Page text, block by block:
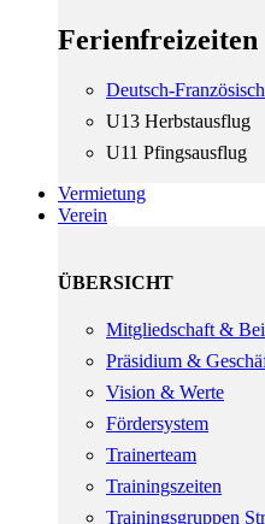
Ferienfreizeiten
Deutsch-
U13 Herbstausflug
U11 Pfingsausflug
Vermietung
Verein
ÜBERSICHT
Mitgliedschaft &
Präsidium &
Vision & Werte
Fördersystem
Trainerteam
Trainingszeiten
Trainingsgruppen